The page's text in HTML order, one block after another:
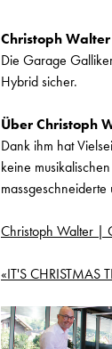
Christoph
Die Garage
Hybrid sicher.
Über Christoph
Dank ihm hat
keine
Christoph Walter |
«IT'S CHRISTMAS